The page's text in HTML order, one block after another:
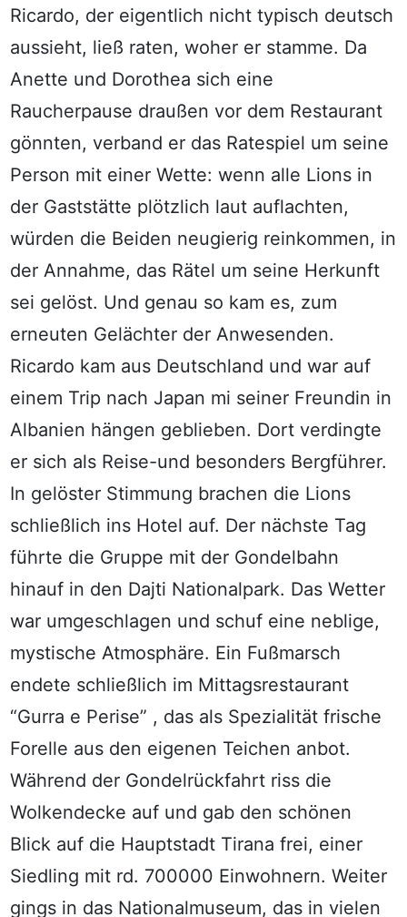
Ricardo, der eigentlich nicht typisch deutsch
aussieht, ließ raten, woher er stamme. Da
Anette und Dorothea sich eine
Raucherpause draußen vor dem Restaurant
gönnten, verband er das Ratespiel um seine
Person mit einer Wette: wenn alle Lions in
der Gaststätte plötzlich laut auflachten,
würden die Beiden neugierig reinkommen, in
der Annahme, das Rätel um seine Herkunft
sei gelöst. Und genau so kam es, zum
erneuten Gelächter der Anwesenden.
Ricardo kam aus Deutschland und war auf
einem Trip nach Japan mi seiner Freundin in
Albanien hängen geblieben. Dort verdingte
er sich als Reise-und besonders Bergführer.
In gelöster Stimmung brachen die Lions
schließlich ins Hotel auf. Der nächste Tag
führte die Gruppe mit der Gondelbahn
hinauf in den Dajti Nationalpark. Das Wetter
war umgeschlagen und schuf eine neblige,
mystische Atmosphäre. Ein Fußmarsch
endete schließlich im Mittagsrestaurant
“Gurra e Perise” , das als Spezialität frische
Forelle aus den eigenen Teichen anbot.
Während der Gondelrückfahrt riss die
Wolkendecke auf und gab den schönen
Blick auf die Hauptstadt Tirana frei, einer
Siedling mit rd. 700000 Einwohnern. Weiter
gings in das Nationalmuseum, das in vielen